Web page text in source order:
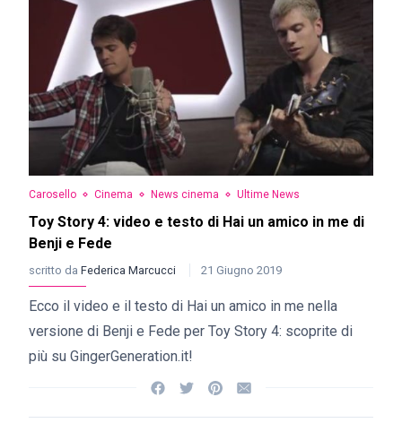
Carosello Cinema News cinema Ultime News
Toy Story 4: video e testo di Hai un amico in me di
Benji e Fede
scritto da Federica Marcucci 21 Giugno 2019
Ecco il video e il testo di Hai un amico in me nella
versione di Benji e Fede per Toy Story 4: scoprite di
più su GingerGeneration.it!